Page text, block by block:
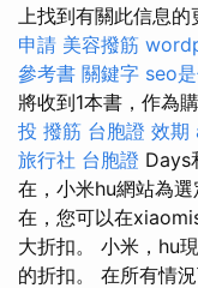
上找到有關此信息的
申請 美容撥筋
參考書 關鍵字 seo
將收到1本書，作為
投 撥筋 台胞證 效期
旅行社 台胞證 Days
在，小米hu網站為
在，您可以在
大折扣。 小米，hu
的折扣。 在所有情